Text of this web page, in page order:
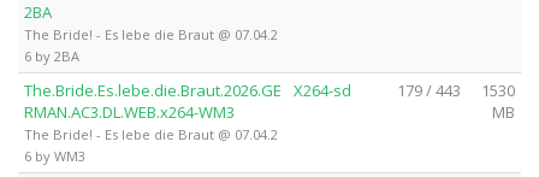
2BA
The Bride! - Es lebe die Braut @ 07.04.2
6 by 2BA
The.Bride.Es.lebe.die.Braut.2026.GE
RMAN.AC3.DL.WEB.x264-WM3
The Bride! - Es lebe die Braut @ 07.04.2
6 by WM3
X264-sd 179 / 443
1530
MB